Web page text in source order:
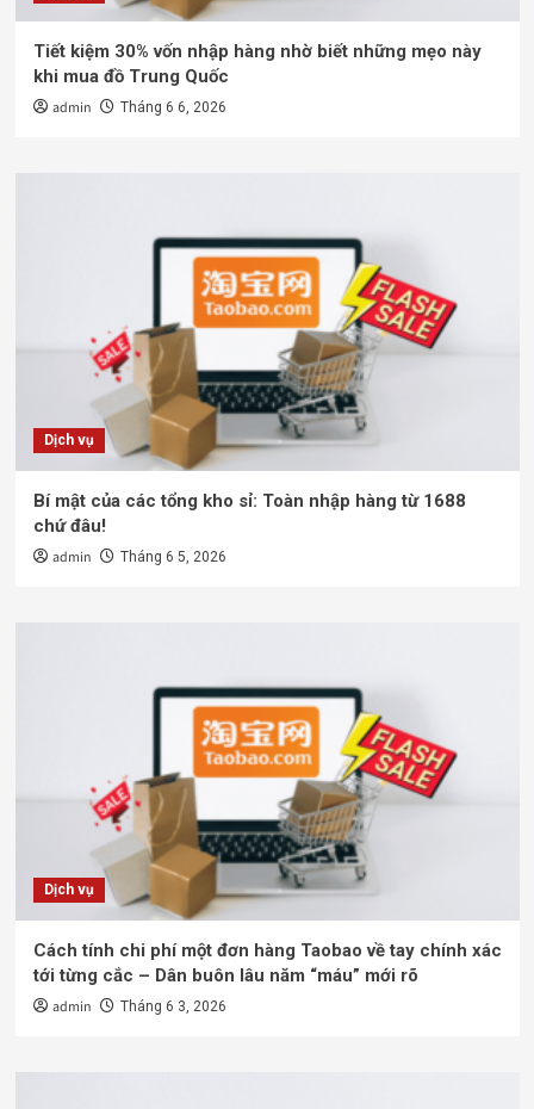
Tiết kiệm 30% vốn nhập hàng nhờ biết những mẹo này
khi mua đồ Trung Quốc
admin Tháng 6 6, 2026
Dịch vụ
Bí mật của các tổng kho sỉ: Toàn nhập hàng từ 1688
chứ đâu!
admin Tháng 6 5, 2026
Dịch vụ
Cách tính chi phí một đơn hàng Taobao về tay chính xác
tới từng cắc – Dân buôn lâu năm “máu” mới rõ
admin Tháng 6 3, 2026